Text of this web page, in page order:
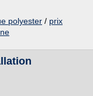
polyester / prix